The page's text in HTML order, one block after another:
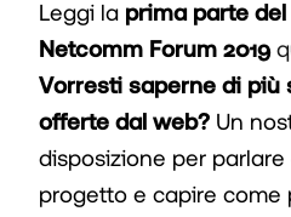
Leggi la prima parte
Netcomm Forum 2019
Vorresti saperne di più
offerte dal web? Un
disposizione per
progetto e capire come